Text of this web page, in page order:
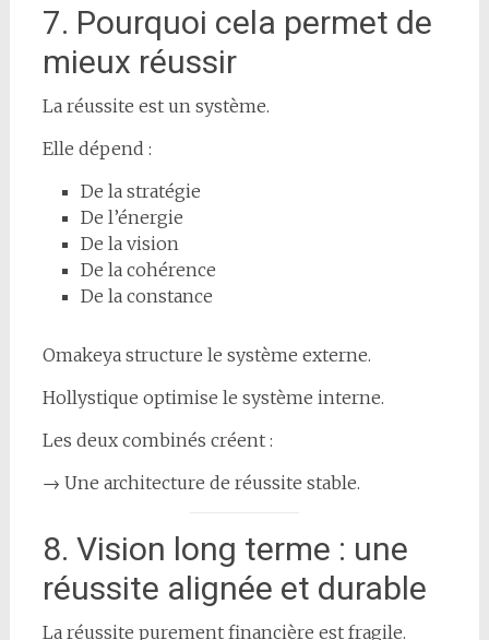
7. Pourquoi cela permet de
mieux réussir
La réussite est un système.
Elle dépend :
De la stratégie
De l’énergie
De la vision
De la cohérence
De la constance
Omakeya structure le système externe.
Hollystique optimise le système interne.
Les deux combinés créent :
→ Une architecture de réussite stable.
8. Vision long terme : une
réussite alignée et durable
La réussite purement financière est fragile.